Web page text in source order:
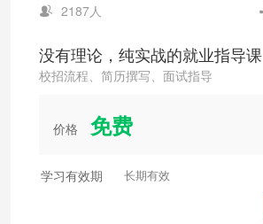
2187人
没有理论，纯实战的就业指导课
校招流程、简历撰写、面试指导
价格 免费
学习有效期 长期有效